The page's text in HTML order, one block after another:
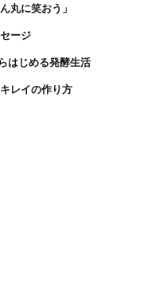
丸に笑おう」
ージ
はじめる発酵生活
レイの作り方